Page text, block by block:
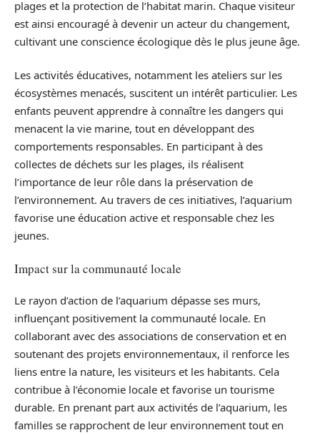
plages et la protection de l’habitat marin. Chaque visiteur
est ainsi encouragé à devenir un acteur du changement,
cultivant une conscience écologique dès le plus jeune âge.
Les activités éducatives, notamment les ateliers sur les
écosystèmes menacés, suscitent un intérêt particulier. Les
enfants peuvent apprendre à connaître les dangers qui
menacent la vie marine, tout en développant des
comportements responsables. En participant à des
collectes de déchets sur les plages, ils réalisent
l’importance de leur rôle dans la préservation de
l’environnement. Au travers de ces initiatives, l’aquarium
favorise une éducation active et responsable chez les
jeunes.
Impact sur la communauté locale
Le rayon d’action de l’aquarium dépasse ses murs,
influençant positivement la communauté locale. En
collaborant avec des associations de conservation et en
soutenant des projets environnementaux, il renforce les
liens entre la nature, les visiteurs et les habitants. Cela
contribue à l’économie locale et favorise un tourisme
durable. En prenant part aux activités de l’aquarium, les
familles se rapprochent de leur environnement tout en